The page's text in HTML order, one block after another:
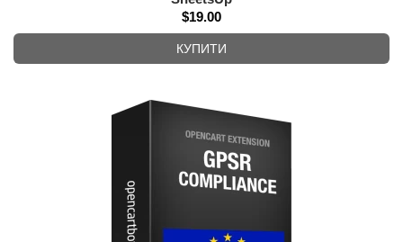
$19.00
КУПИТИ